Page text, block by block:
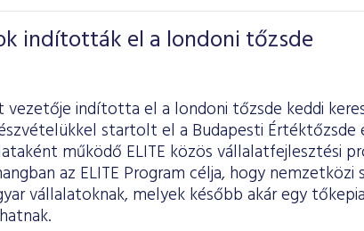
indították el a londoni tőzsde
vezetője indította el a londoni tőzsde keddi
startolt el a Budapesti Értéktőzsde
működő ELITE közös vállalatfejlesztési
az ELITE Program célja, hogy
vállalatoknak, melyek később akár egy